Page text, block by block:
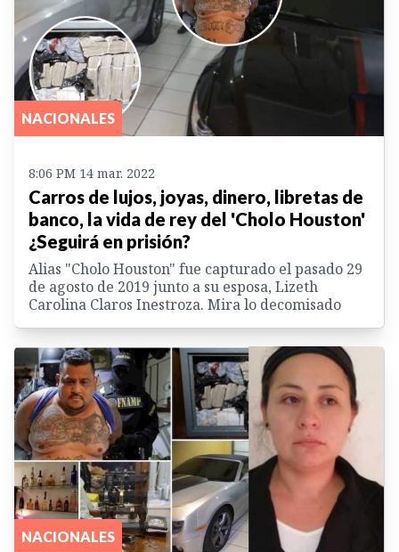
NACIONALES
8:06 PM 14 mar. 2022
Carros de lujos, joyas, dinero, libretas de
banco, la vida de rey del 'Cholo Houston'
¿Seguirá en prisión?
Alias "Cholo Houston" fue capturado el pasado 29
de agosto de 2019 junto a su esposa, Lizeth
Carolina Claros Inestroza. Mira lo decomisado
NACIONALES